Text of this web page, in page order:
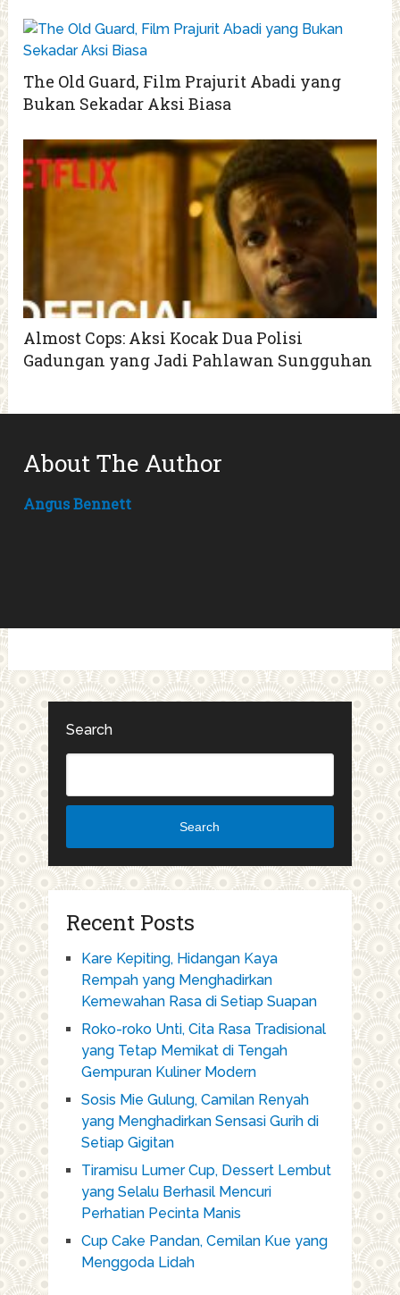
The Old Guard, Film Prajurit Abadi yang
Bukan Sekadar Aksi Biasa
Almost Cops: Aksi Kocak Dua Polisi
Gadungan yang Jadi Pahlawan Sungguhan
About The Author
Angus Bennett
Search
Search
Recent Posts
Kare Kepiting, Hidangan Kaya
Rempah yang Menghadirkan
Kemewahan Rasa di Setiap Suapan
Roko-roko Unti, Cita Rasa Tradisional
yang Tetap Memikat di Tengah
Gempuran Kuliner Modern
Sosis Mie Gulung, Camilan Renyah
yang Menghadirkan Sensasi Gurih di
Setiap Gigitan
Tiramisu Lumer Cup, Dessert Lembut
yang Selalu Berhasil Mencuri
Perhatian Pecinta Manis
Cup Cake Pandan, Cemilan Kue yang
Menggoda Lidah